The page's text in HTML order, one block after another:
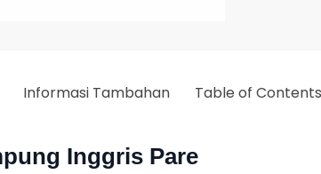
Informasi Tambahan Table of Contents
Inggris Pare